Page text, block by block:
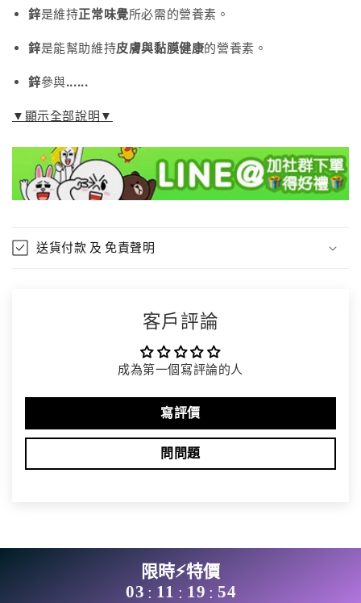
數
減
少
鋅是維持正常味覺所必需的營養素。
鋅是能幫助維持皮膚與黏膜健康的營養素。
鋅參與......
▼顯示全部說明▼
送貨付款 及 免責聲明
客戶評論
成為第一個寫評論的人
寫評價
問問題
限時⚡特價
03 : 11 : 19 : 54